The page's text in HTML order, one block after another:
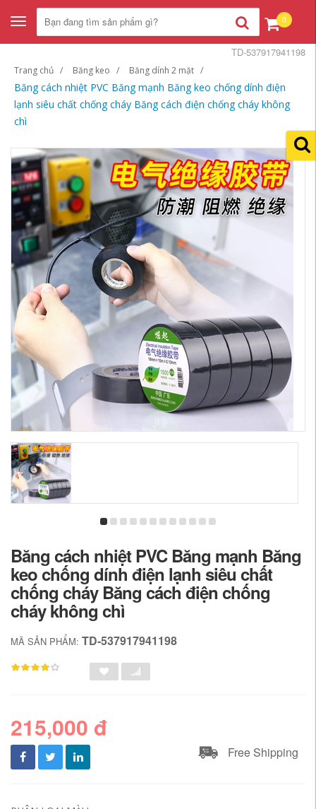
Toggle
navigation
0
Trang chủ Băng keo Băng dính 2 mặt
Băng cách nhiệt PVC Băng mạnh Băng keo chống dính điện
lạnh siêu chất chống cháy Băng cách điện chống cháy không
chì
TD-537917941198
Băng cách nhiệt PVC Băng mạnh Băng
keo chống dính điện lạnh siêu chất
chống cháy Băng cách điện chống
cháy không chì
MÃ SẢN PHẨM: TD-537917941198
215,000 đ
Free Shipping